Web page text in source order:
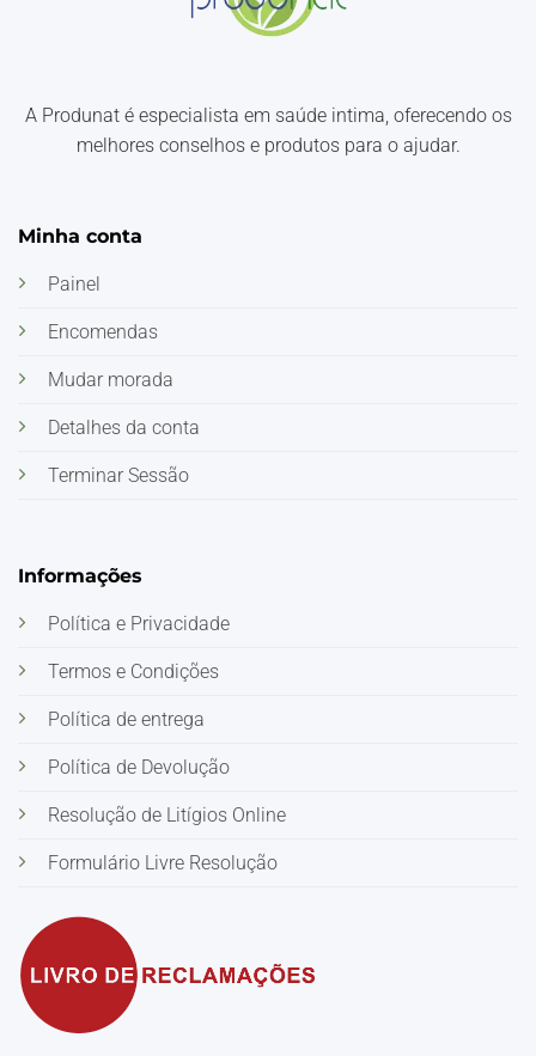
A Produnat é especialista em saúde intima, oferecendo os
melhores conselhos e produtos para o ajudar.
Minha conta
Painel
Encomendas
Mudar morada
Detalhes da conta
Terminar Sessão
Informações
Política e Privacidade
Termos e Condições
Política de entrega
Política de Devolução
Resolução de Litígios Online
Formulário Livre Resolução